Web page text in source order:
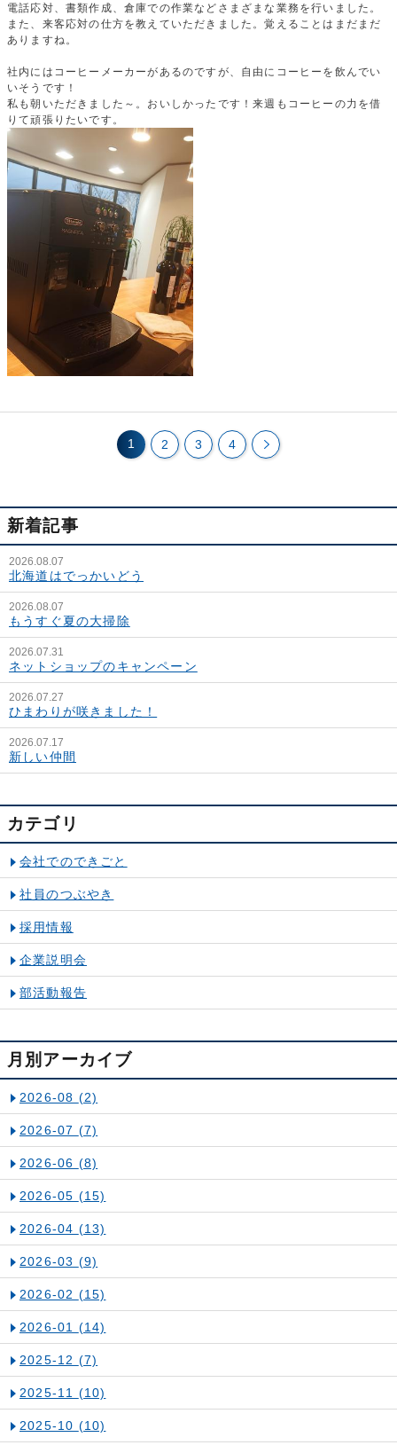
電話応対、書類作成、倉庫での作業などさまざまな業務を行いました。
また、来客応対の仕方を教えていただきました。覚えることはまだまだ
ありますね。
社内にはコーヒーメーカーがあるのですが、自由にコーヒーを飲んでい
いそうです！
私も朝いただきました～。おいしかったです！来週もコーヒーの力を借
りて頑張りたいです。
1 2 3 4
新着記事
2026.08.07
北海道はでっかいどう
2026.08.07
もうすぐ夏の大掃除
2026.07.31
ネットショップのキャンペーン
2026.07.27
ひまわりが咲きました！
2026.07.17
新しい仲間
カテゴリ
会社でのできごと
社員のつぶやき
採用情報
企業説明会
部活動報告
月別アーカイブ
2026-08 (2)
2026-07 (7)
2026-06 (8)
2026-05 (15)
2026-04 (13)
2026-03 (9)
2026-02 (15)
2026-01 (14)
2025-12 (7)
2025-11 (10)
2025-10 (10)